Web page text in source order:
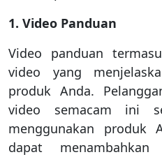
1. Video Panduan
Video panduan
video yang
produk Anda.
video semacam ini
menggunakan produk
dapat